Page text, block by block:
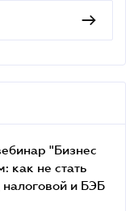
"Бизнес
как не стать
и БЭБ